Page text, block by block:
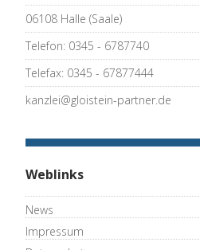
06108 Halle (Saale)
Telefon: 0345 - 6787740
Telefax: 0345 - 67877444
kanzlei@gloistein-partner.de
Weblinks
News
Impressum